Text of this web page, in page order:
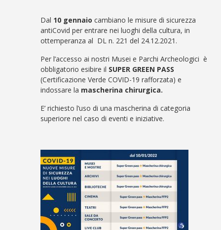
Dal 10 gennaio cambiano le misure di sicurezza
antiCovid per entrare nei luoghi della cultura, in
ottemperanza al DL n. 221 del 24.12.2021.
Per l’accesso ai nostri Musei e Parchi Archeologici è
obbligatorio esibire il SUPER GREEN PASS
(Certificazione Verde COVID-19 rafforzata) e
indossare la mascherina chirurgica.
E’ richiesto l’uso di una mascherina di categoria
superiore nel caso di eventi e iniziative.